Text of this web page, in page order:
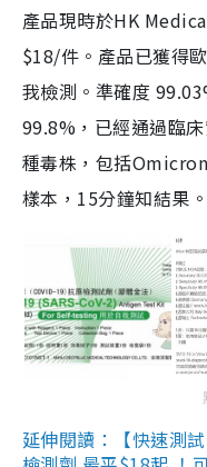
產品現時於HK
$18/件。產品已獲得
我檢測。準確度
99.8%，已經通過臨
種毒株，包括
樣本，15分鐘知結果。
延伸閱讀：【快速測